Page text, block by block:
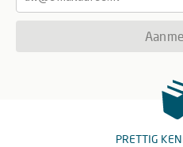
PRETTIG